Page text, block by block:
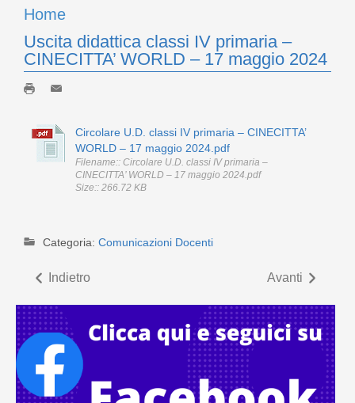
Home
Uscita didattica classi IV primaria –
CINECITTA’ WORLD – 17 maggio 2024
Circolare U.D. classi IV primaria – CINECITTA’
WORLD – 17 maggio 2024.pdf
Filename:: Circolare U.D. classi IV primaria –
CINECITTA’ WORLD – 17 maggio 2024.pdf
Size:: 266.72 KB
Categoria: Comunicazioni Docenti
Indietro Avanti